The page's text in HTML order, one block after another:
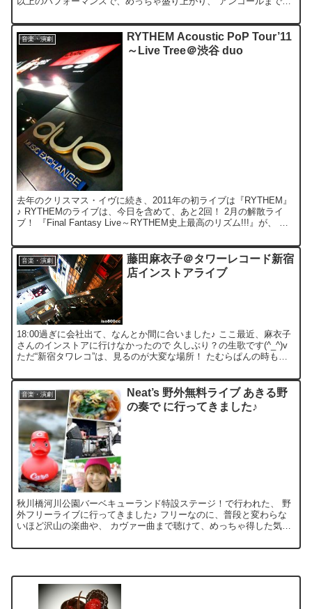
音楽・演劇
RYTHEM Acoustic PoP Tour’11
～Live Tree＠渋谷 duo
去年のクリスマス・イヴに続き、2011年の初ライブは『RYTHEM』
♪ RYTHEMのライブは、今日を含めて、あと2回！ 2月の解散ライ
ブ！ 『Final Fantasy Live～RYTHEM史上最高のリズム!!!』が、 見
音楽・演劇
藤田麻衣子＠タワーレコード新宿
店インストアライブ
18:00過ぎに会社出て、なんとか間に合いました♪ ここ最近、麻衣子
さんのインストアに行けなかったので 久しぶり？の生歌です(^_^)v
ただ“新宿タワレコ”は、見るのが大変な場所！ たむらぱんの時も、
音楽・演劇
Neat’s 野外無料ライブ あきる野
の奏で に行ってきました♪
秋川橋河川公園バーベキューランド特設ステージ！で行われた、 野
外フリーライブに行ってきました♪ フリーなのに、普段と変わらな
いほど沢山の楽曲や、 カヴァー曲まで聴けて、めっちゃ得した気分